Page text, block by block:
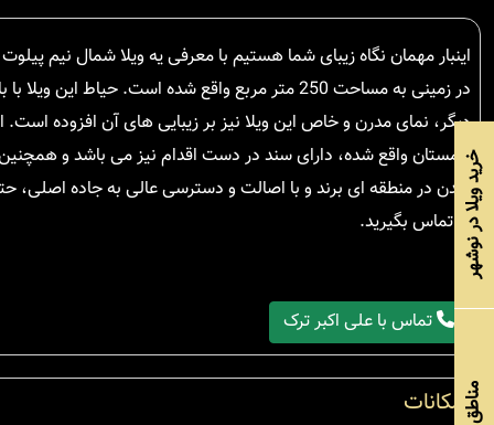
در زمینی به مساحت 250 متر مربع واقع شده است.
دیگر، نمای مدرن و خاص این ویلا نیز بر زیبایی های آن افزوده
چمستان واقع شده، دارای سند در دست اقدام نیز می باشد و همچنین
شدن در منطقه ای برند و با اصالت و دسترسی عالی به جاده اصلی،
ما تماس بگیرید.
تماس با علی اکبر ترک
امکانات
خرید ویلا در نوشهر
مناطق